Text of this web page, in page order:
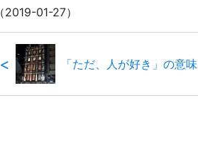
（2019-01-27）
< 「ただ、人が好き」の意味